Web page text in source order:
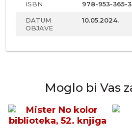
ISBN 978-953-365-
DATUM
OBJAVE
10.05.2024.
Moglo bi Vas